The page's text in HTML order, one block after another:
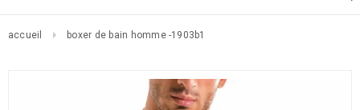
accueil boxer de bain homme -1903b1